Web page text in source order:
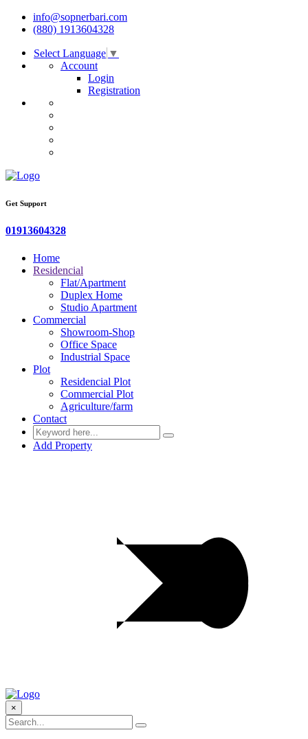
info@sopnerbari.com
(880) 1913604328
Select Language ▼
Account
Login
Registration
Get Support
01913604328
Home
Residencial
Flat/Apartment
Duplex Home
Studio Apartment
Commercial
Showroom-Shop
Office Space
Industrial Space
Plot
Residencial Plot
Commercial Plot
Agriculture/farm
Contact
Add Property
×